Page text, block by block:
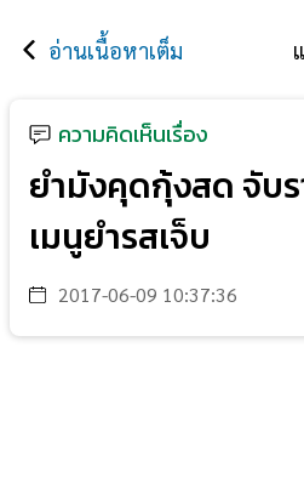
อ่านเนื้อหาเต็ม
ความคิดเห็นเรื่อง
ยำมังคุดกุ้งสด จับ
เมนูยำรสเจ็บ
2017-06-09 10:37:36